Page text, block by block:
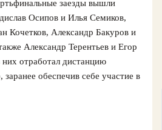
заезды вышли
Осипов и Илья Семиков,
Кочетков, Александр Бакуров и
Александр Терентьев и Егор
отработал дистанцию
обеспечив себе участие в